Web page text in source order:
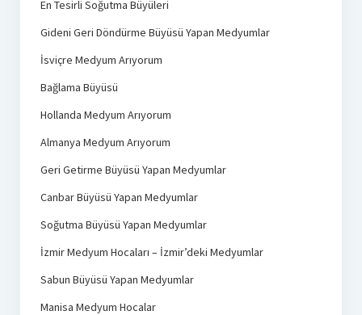
En Tesirli Soğutma Büyüleri
Gideni Geri Döndürme Büyüsü Yapan Medyumlar
İsviçre Medyum Arıyorum
Bağlama Büyüsü
Hollanda Medyum Arıyorum
Almanya Medyum Arıyorum
Geri Getirme Büyüsü Yapan Medyumlar
Canbar Büyüsü Yapan Medyumlar
Soğutma Büyüsü Yapan Medyumlar
İzmir Medyum Hocaları – İzmir’deki Medyumlar
Sabun Büyüsü Yapan Medyumlar
Manisa Medyum Hocalar